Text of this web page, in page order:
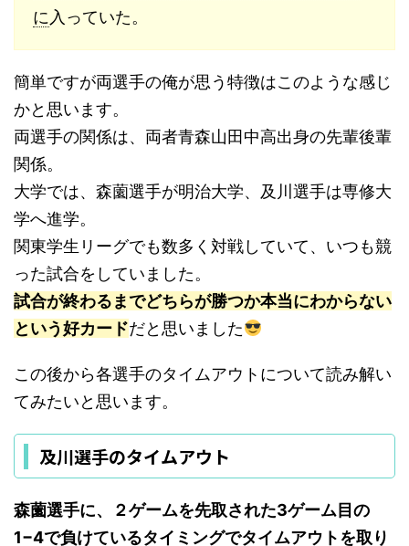
に 入っていた。
簡単ですが両選手の俺が思う特徴はこのような感じ
かと思います。
両選手の関係は、両者青森山田中高出身の先輩後輩
関係。
大学では、森薗選手が明治大学、及川選手は専修大
学へ進学。
関東学生リーグでも数多く対戦していて、いつも競
った試合をしていました。
試合が終わるまでどちらが勝つか本当にわからない
という好カードだと思いました
この後から各選手のタイムアウトについて読み解い
てみたいと思います。
及川選手のタイムアウト
森薗選手に、２ゲームを先取された3ゲーム目の
1−4で負けているタイミングでタイムアウトを取り